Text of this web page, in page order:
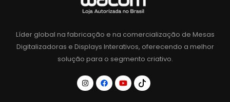
Líder global na fabricação e na comercialização de Mesas
Digitalizadoras e Displays Interativos, oferecendo a melhor
solução para o segmento criativo.